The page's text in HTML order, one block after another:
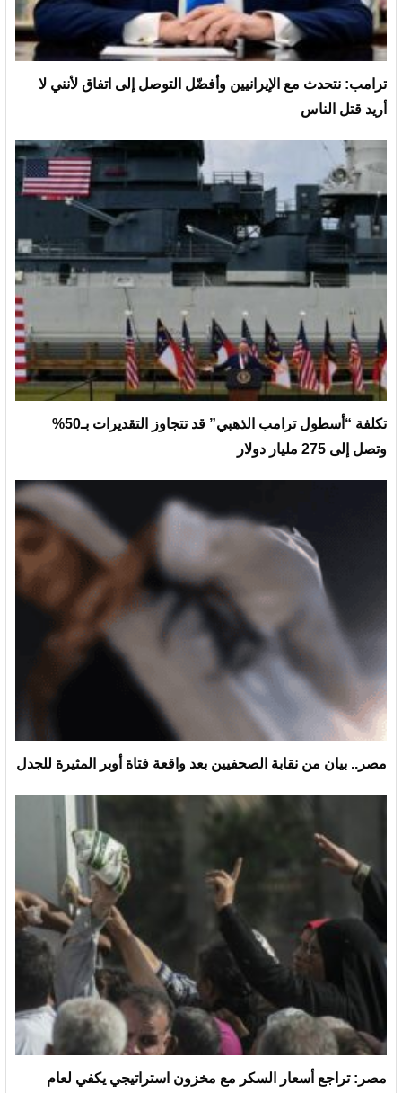
ترامب: نتحدث مع الإيرانيين وأفضّل التوصل إلى اتفاق لأنني لا
أريد قتل الناس
تكلفة “أسطول ترامب الذهبي” قد تتجاوز التقديرات بـ50%
وتصل إلى 275 مليار دولار
مصر.. بيان من نقابة الصحفيين بعد واقعة فتاة أوبر المثيرة للجدل
مصر: تراجع أسعار السكر مع مخزون استراتيجي يكفي لعام